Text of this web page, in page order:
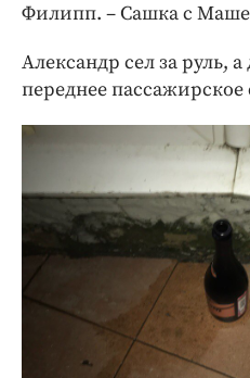
Филипп. – Сашка с
Александр сел за руль,
переднее пассажирское